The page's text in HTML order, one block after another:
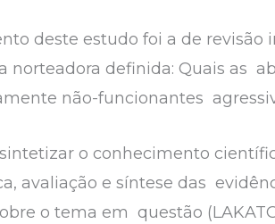
deste estudo foi a de
definida: Quais as
não-funcionantes
o conhecimento
avaliação e síntese das
o tema em questão